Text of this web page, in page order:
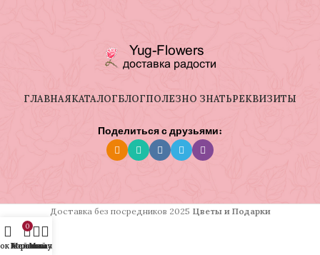
ГЛАВНАЯКАТАЛОГБЛОГПОЛЕЗНО ЗНАТЬРЕКВИЗИТЫ
Поделиться с друзьями:
Доставка без посредников 2025 Цветы и Подарки
желаний
0
Корзина
Мой аккаунт
Магазин